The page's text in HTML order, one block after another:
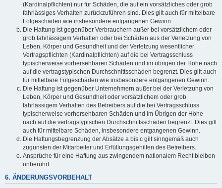
(Kardinalpflichten) nur für Schäden, die auf ein vorsätzliches oder grob
fahrlässiges Verhalten zurückzuführen sind. Dies gilt auch für mittelbare
Folgeschäden wie insbesondere entgangenen Gewinn.
Die Haftung ist gegenüber Verbrauchern außer bei vorsätzlichem oder
grob fahrlässigem Verhalten oder bei Schäden aus der Verletzung von
Leben, Körper und Gesundheit und der Verletzung wesentlicher
Vertragspflichten (Kardinalpflichten) auf die bei Vertragsschluss
typischerweise vorhersehbaren Schäden und im übrigen der Höhe nach
auf die vertragstypischen Durchschnittsschäden begrenzt. Dies gilt auch
für mittelbare Folgeschäden wie insbesondere entgangenen Gewinn.
Die Haftung ist gegenüber Unternehmern außer bei der Verletzung von
Leben, Körper und Gesundheit oder vorsätzlichem oder grob
fahrlässigem Verhalten des Betreibers auf die bei Vertragsschluss
typischerweise vorhersehbaren Schäden und im Übrigen der Höhe
nach auf die vertragstypischen Durchschnittsschäden begrenzt. Dies gilt
auch für mittelbare Schäden, insbesondere entgangenen Gewinn.
Die Haftungsbegrenzung der Absätze a bis c gilt sinngemäß auch
zugunsten der Mitarbeiter und Erfüllungsgehilfen des Betreibers.
Ansprüche für eine Haftung aus zwingendem nationalem Recht bleiben
unberührt.
6. ÄNDERUNGSVORBEHALT